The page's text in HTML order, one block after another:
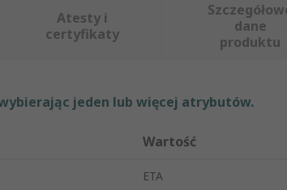
Atesty i
certyfikaty
dane
produktu
jeden lub więcej atrybutów.
Wartość
ETA